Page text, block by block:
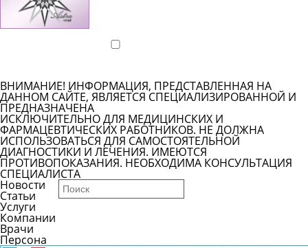
ВНИМАНИЕ! ИНФОРМАЦИЯ, ПРЕДСТАВЛЕННАЯ НА
ДАННОМ САЙТЕ, ЯВЛЯЕТСЯ СПЕЦИАЛИЗИРОВАННОЙ И
ПРЕДНАЗНАЧЕНА
ИСКЛЮЧИТЕЛЬНО ДЛЯ МЕДИЦИНСКИХ И
ФАРМАЦЕВТИЧЕСКИХ РАБОТНИКОВ. НЕ ДОЛЖНА
ИСПОЛЬЗОВАТЬСЯ ДЛЯ САМОСТОЯТЕЛЬНОЙ
ДИАГНОСТИКИ И ЛЕЧЕНИЯ. ИМЕЮТСЯ
ПРОТИВОПОКАЗАНИЯ. НЕОБХОДИМА КОНСУЛЬТАЦИЯ
СПЕЦИАЛИСТА
Новости
Статьи
Услуги
Компании
Врачи
Персона